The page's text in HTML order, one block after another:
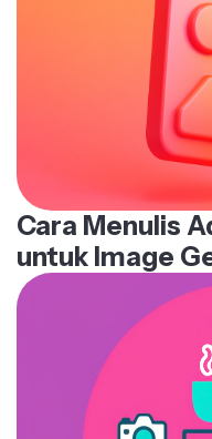
Cara Menulis
untuk Image